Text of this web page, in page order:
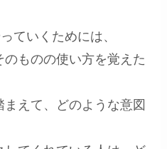
ていくためには、
ものの使い方を覚えた
まえて、どのような意図